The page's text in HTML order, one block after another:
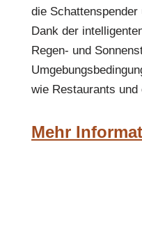
die
Dank der
Regen- und
wie Restaurants
Mehr